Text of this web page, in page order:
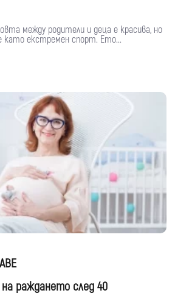
между родители и деца е красива, но
като екстремен спорт. Ето...
раждането след 40